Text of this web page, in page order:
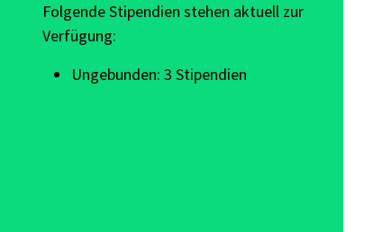
Folgende Stipendien stehen aktuell zur
Verfügung:
Ungebunden: 3 Stipendien